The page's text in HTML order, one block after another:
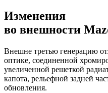
Изменения
во внешности
Внешне третью генерацию
оптике, соединенной
увеличенной решеткой
капота, рельефной задней
обновления.